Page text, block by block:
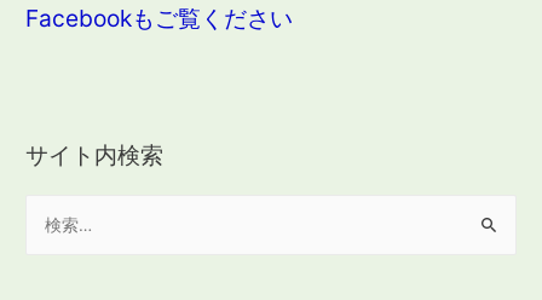
Facebookもご覧ください
サイト内検索